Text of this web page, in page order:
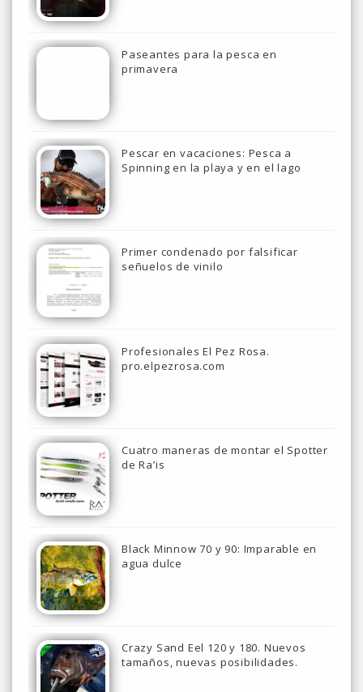
Paseantes para la pesca en
primavera
Pescar en vacaciones: Pesca a
Spinning en la playa y en el lago
Primer condenado por falsificar
señuelos de vinilo
Profesionales El Pez Rosa.
pro.elpezrosa.com
Cuatro maneras de montar el Spotter
de Ra’is
Black Minnow 70 y 90: Imparable en
agua dulce
Crazy Sand Eel 120 y 180. Nuevos
tamaños, nuevas posibilidades.